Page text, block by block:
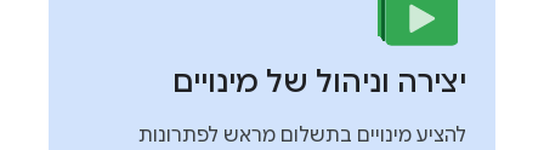
יצירה וניהול של מינויים
להציע מינויים בתשלום מראש לפתרונות